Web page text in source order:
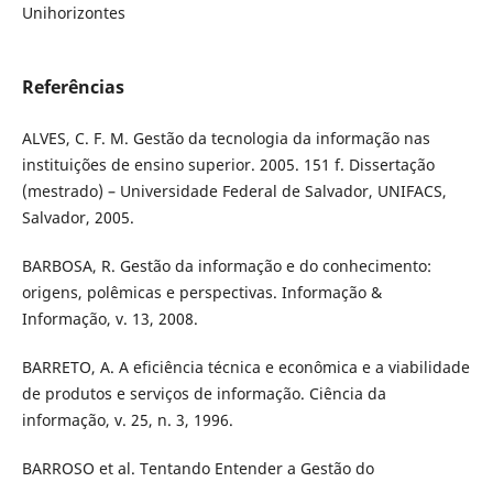
Unihorizontes
Referências
ALVES, C. F. M. Gestão da tecnologia da informação nas
instituições de ensino superior. 2005. 151 f. Dissertação
(mestrado) – Universidade Federal de Salvador, UNIFACS,
Salvador, 2005.
BARBOSA, R. Gestão da informação e do conhecimento:
origens, polêmicas e perspectivas. Informação &
Informação, v. 13, 2008.
BARRETO, A. A eficiência técnica e econômica e a viabilidade
de produtos e serviços de informação. Ciência da
informação, v. 25, n. 3, 1996.
BARROSO et al. Tentando Entender a Gestão do